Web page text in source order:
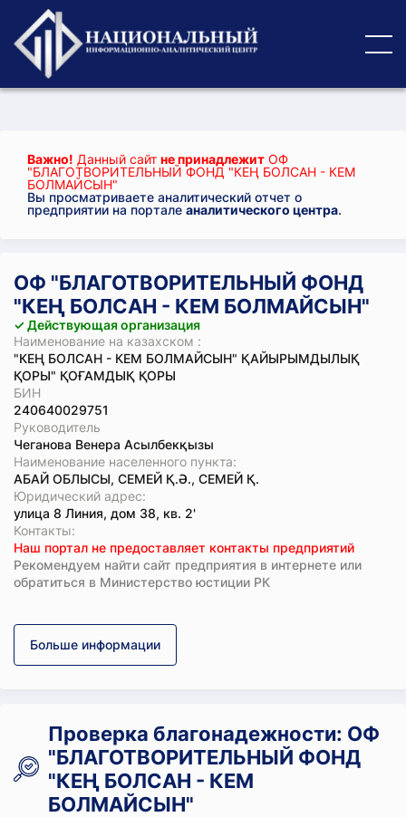
Важно! Данный сайт не принадлежит ОФ
"БЛАГОТВОРИТЕЛЬНЫЙ ФОНД "КЕҢ БОЛСАН - КЕМ
БОЛМАЙСЫН"
Вы просматриваете аналитический отчет о
предприятии на портале аналитического центра.
ОФ "БЛАГОТВОРИТЕЛЬНЫЙ ФОНД
"КЕҢ БОЛСАН - КЕМ БОЛМАЙСЫН"
✓ Действующая организация
Наименование на казахском :
"КЕҢ БОЛСАН - КЕМ БОЛМАЙСЫН" ҚАЙЫРЫМДЫЛЫҚ
ҚОРЫ" ҚОҒАМДЫҚ ҚОРЫ
БИН
240640029751
Руководитель
Чеганова Венера Асылбекқызы
Наименование населенного пункта:
АБАЙ ОБЛЫСЫ, СЕМЕЙ Қ.Ә., СЕМЕЙ Қ.
Юридический адрес:
улица 8 Линия, дом 38, кв. 2'
Koнтaкты:
Наш портал не предоставляет контакты предприятий
Рекомендуем найти сайт предприятия в интернете или
обратиться в Министерство юстиции РК
Больше информации
Проверка благонадежности: ОФ
"БЛАГОТВОРИТЕЛЬНЫЙ ФОНД
"КЕҢ БОЛСАН - КЕМ
БОЛМАЙСЫН"